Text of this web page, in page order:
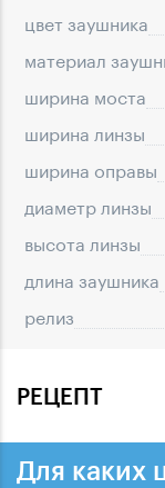
цвет заушника
материал
ширина моста
ширина линзы
ширина оправы
диаметр линзы
высота линзы
длина заушника
релиз
РЕЦЕПТ
Для каких